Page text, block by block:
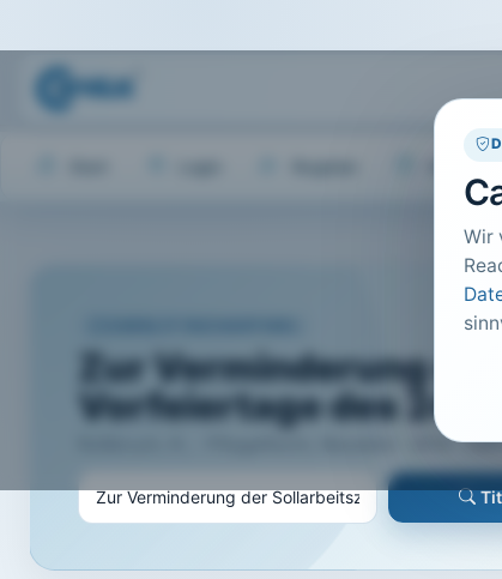
Wir
Zur Verminderung
Vorfeiertage des
Roßbruch, R.; · PflegeRecht, Neuwied · 2014 ·